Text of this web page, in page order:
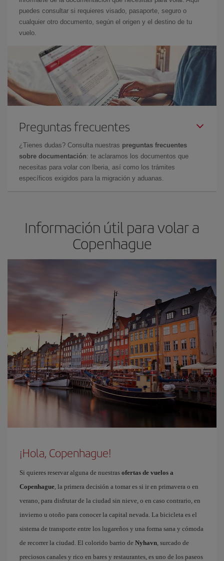
puedes consultar si requieres visado, pasaporte, seguro o
cualquier otro documento, según el origen y el destino de tu
vuelo.
Preguntas frecuentes
¿Tienes dudas? Consulta nuestras preguntas frecuentes
sobre documentación: te aclaramos los documentos que
necesitas para volar con Iberia, así como los trámites
específicos exigidos para la migración y aduanas.
Información útil para volar a
Copenhague
¡Hola, Copenhague!
Si quieres reservar alguna de nuestras ofertas de vuelos a
Copenhague, la primera decisión a tomar es si ir en primavera o en
verano, para disfrutar de la ciudad sin nieve, o en caso contrario, en
invierno u otoño para conocer la capital nevada. La bicicleta es el
sistema de transporte entre los lugareños y una forma sana y cómoda
de recorrer la ciudad. El colorido barrio de Nyhavn, surcado de
preciosos canales y rico en bares y restaurantes, es uno de los paseos